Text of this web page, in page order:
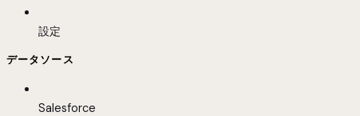
設定
データソース
Salesforce